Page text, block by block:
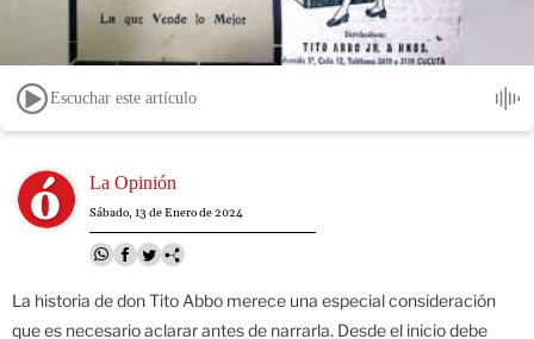
Escuchar este artículo
Image La Opinión
Sábado, 13 de Enero de 2024
La historia de don Tito Abbo merece una especial consideración
que es necesario aclarar antes de narrarla. Desde el inicio debe